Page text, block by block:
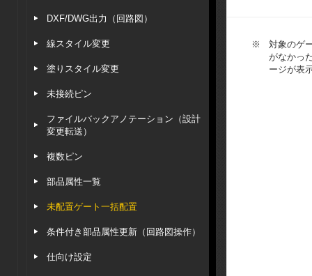
DXF/DWG出力（回路図）
線スタイル変更
塗りスタイル変更
未接続ピン
ファイルバックアノテーション（設計
変更転送）
複数ピン
部品属性一覧
未配置ゲート一括配置
条件付き部品属性更新（回路図操作）
仕向け設定
※
対象のゲ
がなかっ
ージが表